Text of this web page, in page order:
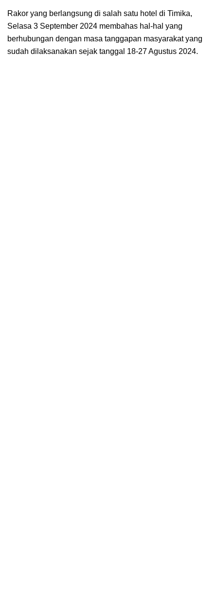
Rakor yang berlangsung di salah satu hotel di Timika,
Selasa 3 September 2024 membahas hal-hal yang
berhubungan dengan masa tanggapan masyarakat yang
sudah dilaksanakan sejak tanggal 18-27 Agustus 2024.